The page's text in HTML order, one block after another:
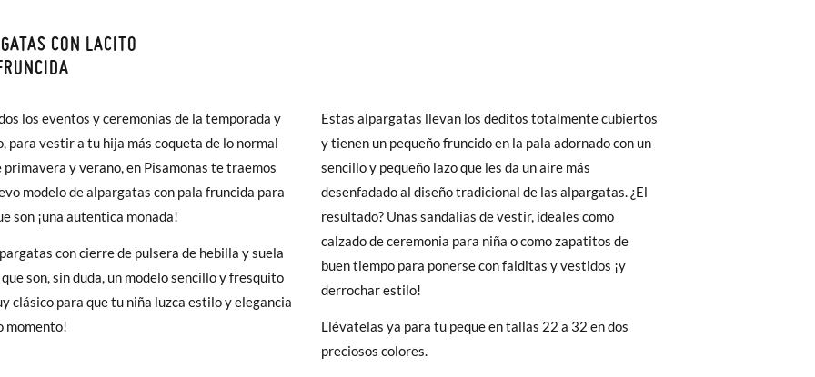
CON LACITO
los eventos y ceremonias de la temporada y
para vestir a tu hija más coqueta de lo normal
primavera y verano, en Pisamonas te traemos
modelo de alpargatas con pala fruncida para
son ¡una autentica monada!
con cierre de pulsera de hebilla y suela
son, sin duda, un modelo sencillo y fresquito
clásico para que tu niña luzca estilo y elegancia
momento!
Estas alpargatas llevan los deditos totalmente cubiertos
y tienen un pequeño fruncido en la pala adornado con un
sencillo y pequeño lazo que les da un aire más
desenfadado al diseño tradicional de las alpargatas. ¿El
resultado? Unas sandalias de vestir, ideales como
calzado de ceremonia para niña o como zapatitos de
buen tiempo para ponerse con falditas y vestidos ¡y
derrochar estilo!
Llévatelas ya para tu peque en tallas 22 a 32 en dos
preciosos colores.
todos los Envíos son GRATIS y los Cambios de Talla/Color también son GRATIS y puedes realizarlos
60 días. ¡Te acercamos nuestra tienda física hasta la puerta de tu casa!
del envío estándar gratuito (2-3 días laborables), en caso de que prefieras acelerar el envío, puedes por muy
(3,95€) elegir Envío Urgente en Península.
el tiempo de envío es de 3-4 días laborables.
envíos y cambios gratis, sin importe mínimo, sin preguntas. El precio final será el de los zapatos que
si cuando te lleguen no te valen, sólo tienes que entrar en la secciónCambios & Devolucionesde nuestra web
la petición de cambio. Nuestro equipo Atención al Cliente se encargará de todo: te mandaremos otra
recogeremos la primera, sin gastos, en unos pocos días!
de que no quieras Cambio sino Devolución, también serán gratuitas, ¡no tienes que preocuparte por nada!
solicitarlas desde el mismo enlace del párrafo anterior y nos encargamos de enviarte un mensajero para que te
del pie de tu peque o con la suela interna de otros zapatos que tengas, no con la suela por fuera.
22 23 24 27 28 29 30 31 32
14,2 14,8 15,5 16,2 16,9